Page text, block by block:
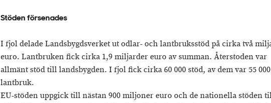
Stöden försenades
I fjol delade Landsbygdsverket ut odlar- och lantbruksstöd på cirka två
euro. Lantbruken fick cirka 1,9 miljarder euro av summan. Återstoden var
allmänt stöd till landsbygden. I fjol fick cirka 60 000 stöd, av dem var 55 000
lantbruk.
EU-stöden uppgick till nästan 900 miljoner euro och de nationella stöden